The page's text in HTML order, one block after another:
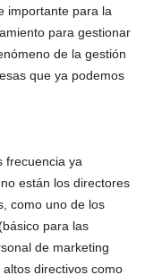
importante para la
para gestionar
de la gestión
que ya podemos
frecuencia ya
están los directores
como uno de los
para las
de marketing
directivos como